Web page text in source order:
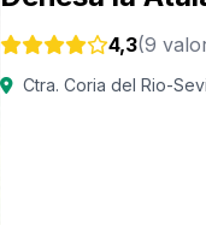
4,3(9
Ctra. Coria del Rio-